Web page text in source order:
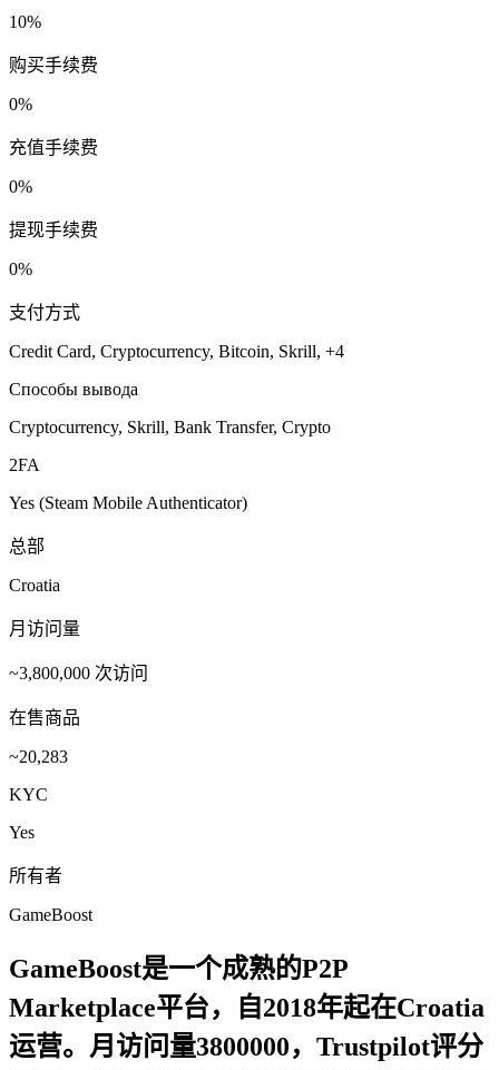
10%
购买手续费
0%
充值手续费
0%
提现手续费
0%
支付方式
Credit Card, Cryptocurrency, Bitcoin, Skrill, +4
Способы вывода
Cryptocurrency, Skrill, Bank Transfer, Crypto
2FA
Yes (Steam Mobile Authenticator)
总部
Croatia
月访问量
~3,800,000 次访问
在售商品
~20,283
KYC
Yes
所有者
GameBoost
GameBoost是一个成熟的P2P
Marketplace平台，自2018年起在Croatia
运营。月访问量3800000，Trustpilot评分